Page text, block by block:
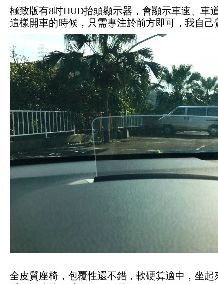
極致版有8吋HUD抬頭顯示器，會顯示車速、車
這樣開車的時候，只需專注於前方即可，我自己
全皮質座椅，包覆性還不錯，軟硬算適中，坐起